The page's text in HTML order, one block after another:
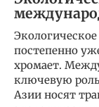
постепенно
хромает.
ключевую
Азии носят